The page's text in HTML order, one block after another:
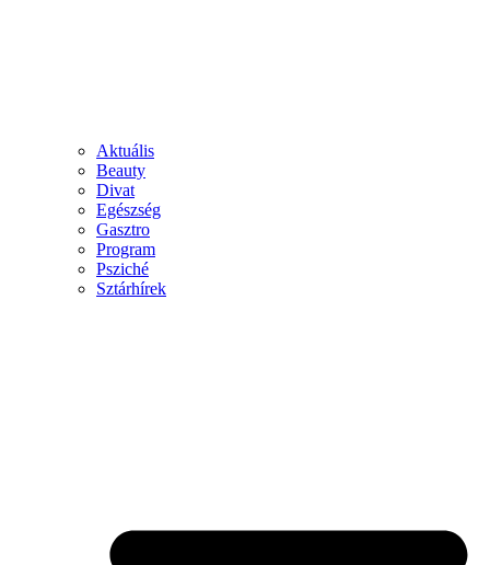
Aktuális
Beauty
Divat
Egészség
Gasztro
Program
Psziché
Sztárhírek